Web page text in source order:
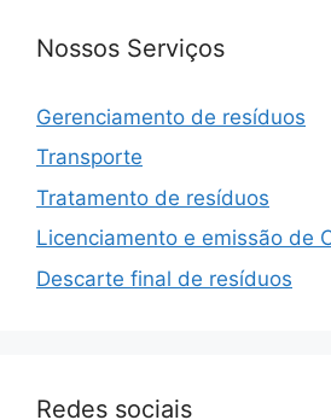
Nossos Serviços
Gerenciamento de resíduos
Transporte
Tratamento de resíduos
Licenciamento e emissão de
Descarte final de resíduos
Redes sociais